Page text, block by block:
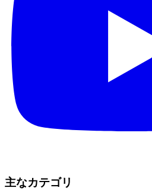
主なカテゴリ